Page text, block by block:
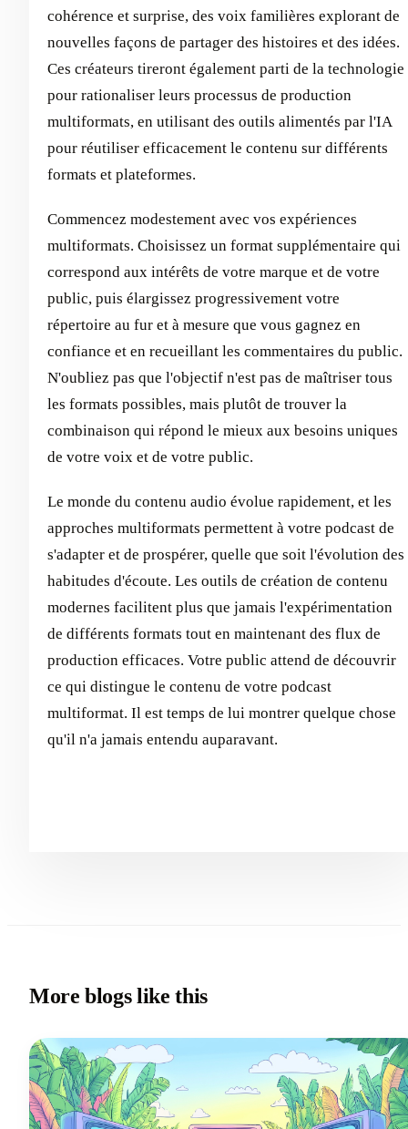
cohérence et surprise, des voix familières explorant de
nouvelles façons de partager des histoires et des idées.
Ces créateurs tireront également parti de la technologie
pour rationaliser leurs processus de production
multiformats, en utilisant des outils alimentés par l'IA
pour réutiliser efficacement le contenu sur différents
formats et plateformes.
Commencez modestement avec vos expériences
multiformats. Choisissez un format supplémentaire qui
correspond aux intérêts de votre marque et de votre
public, puis élargissez progressivement votre
répertoire au fur et à mesure que vous gagnez en
confiance et en recueillant les commentaires du public.
N'oubliez pas que l'objectif n'est pas de maîtriser tous
les formats possibles, mais plutôt de trouver la
combinaison qui répond le mieux aux besoins uniques
de votre voix et de votre public.
Le monde du contenu audio évolue rapidement, et les
approches multiformats permettent à votre podcast de
s'adapter et de prospérer, quelle que soit l'évolution des
habitudes d'écoute. Les outils de création de contenu
modernes facilitent plus que jamais l'expérimentation
de différents formats tout en maintenant des flux de
production efficaces. Votre public attend de découvrir
ce qui distingue le contenu de votre podcast
multiformat. Il est temps de lui montrer quelque chose
qu'il n'a jamais entendu auparavant.
More blogs like this